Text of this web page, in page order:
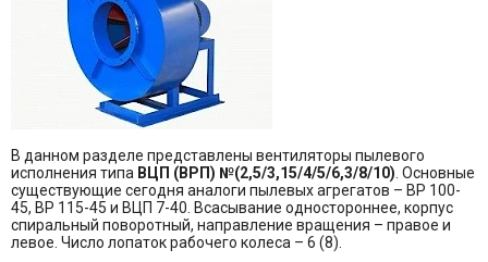
В данном разделе представлены вентиляторы пылевого
исполнения типа ВЦП (ВРП) №(2,5/3,15/4/5/6,3/8/10). Основные
существующие сегодня аналоги пылевых агрегатов – ВР 100-
45, ВР 115-45 и ВЦП 7-40. Всасывание одностороннее, корпус
спиральный поворотный, направление вращения – правое и
левое. Число лопаток рабочего колеса – 6 (8).